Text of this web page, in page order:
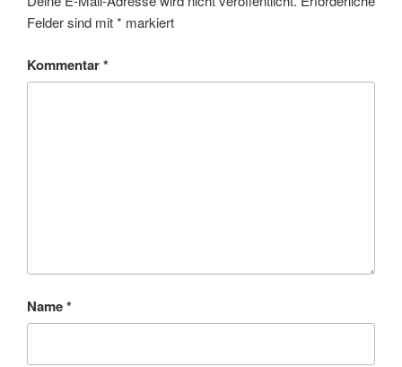
Felder sind mit* markiert
Kommentar*
Name*